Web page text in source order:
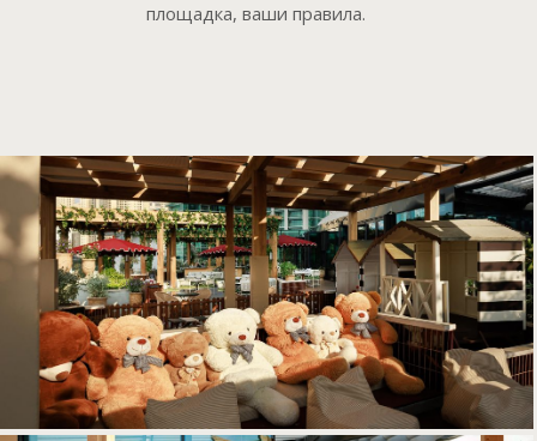
площадка, ваши правила.